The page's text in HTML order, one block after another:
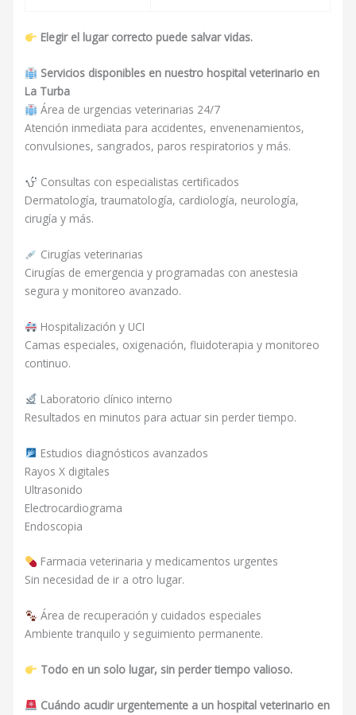
Elegir el lugar correcto puede salvar vidas.
Servicios disponibles en nuestro hospital veterinario en
La Turba
Área de urgencias veterinarias 24/7
Atención inmediata para accidentes, envenenamientos,
convulsiones, sangrados, paros respiratorios y más.
Consultas con especialistas certificados
Dermatología, traumatología, cardiología, neurología,
cirugía y más.
Cirugías veterinarias
Cirugías de emergencia y programadas con anestesia
segura y monitoreo avanzado.
Hospitalización y UCI
Camas especiales, oxigenación, fluidoterapia y monitoreo
continuo.
Laboratorio clínico interno
Resultados en minutos para actuar sin perder tiempo.
Estudios diagnósticos avanzados
Rayos X digitales
Ultrasonido
Electrocardiograma
Endoscopia
Farmacia veterinaria y medicamentos urgentes
Sin necesidad de ir a otro lugar.
Área de recuperación y cuidados especiales
Ambiente tranquilo y seguimiento permanente.
Todo en un solo lugar, sin perder tiempo valioso.
Cuándo acudir urgentemente a un hospital veterinario en